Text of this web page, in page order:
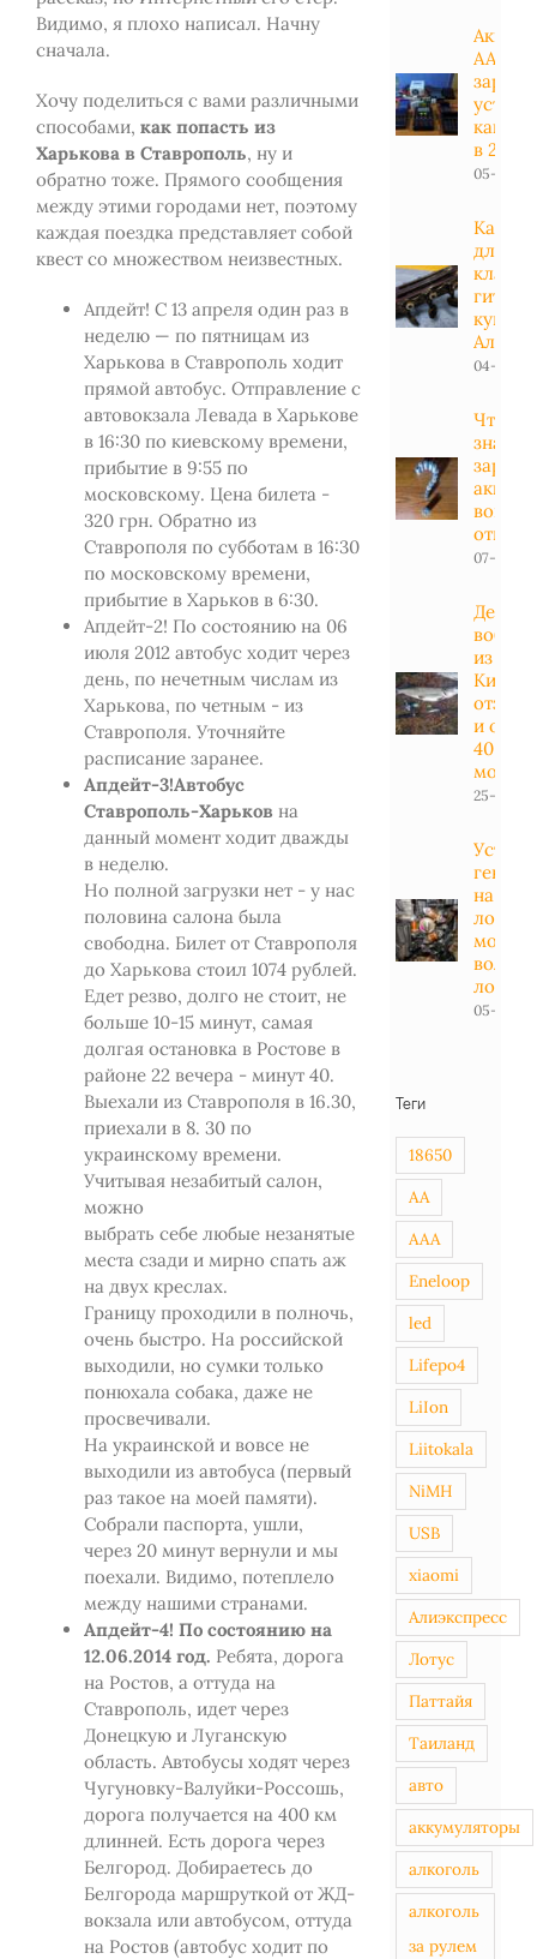
Видимо, я плохо написал. Начну
сначала.
Хочу поделиться с вами различными
способами, как попасть из
Харькова в Ставрополь, ну и
обратно тоже. Прямого сообщения
между этими городами нет, поэтому
каждая поездка представляет собой
квест со множеством неизвестных.
Апдейт! С 13 апреля один раз в
неделю — по пятницам из
Харькова в Ставрополь ходит
прямой автобус. Отправление с
автовокзала Левада в Харькове
в 16:30 по киевскому времени,
прибытие в 9:55 по
московскому. Цена билета -
320 грн. Обратно из
Ставрополя по субботам в 16:30
по московскому времени,
прибытие в Харьков в 6:30.
Апдейт-2! По состоянию на 06
июля 2012 автобус ходит через
день, по нечетным числам из
Харькова, по четным - из
Ставрополя. Уточняйте
расписание заранее.
Апдейт-3!Автобус
Ставрополь-Харьков на
данный момент ходит дважды
в неделю.
Но полной загрузки нет - у нас
половина салона была
свободна. Билет от Ставрополя
до Харькова стоил 1074 рублей.
Едет резво, долго не стоит, не
больше 10-15 минут, самая
долгая остановка в Ростове в
районе 22 вечера - минут 40.
Выехали из Ставрополя в 16.30,
приехали в 8. 30 по
украинскому времени.
Учитывая незабитый салон,
можно
выбрать себе любые незанятые
места сзади и мирно спать аж
на двух креслах.
Границу проходили в полночь,
очень быстро. На российской
выходили, но сумки только
понюхала собака, даже не
просвечивали.
На украинской и вовсе не
выходили из автобуса (первый
раз такое на моей памяти).
Собрали паспорта, ушли,
через 20 минут вернули и мы
поехали. Видимо, потеплело
между нашими странами.
Апдейт-4! По состоянию на
12.06.2014 год. Ребята, дорога
на Ростов, а оттуда на
Ставрополь, идет через
Донецкую и Луганскую
область. Автобусы ходят через
Чугуновку-Валуйки-Россошь,
дорога получается на 400 км
длинней. Есть дорога через
Белгород. Добираетесь до
Белгорода маршруткой от ЖД-
вокзала или автобусом, оттуда
на Ростов (автобус ходит по
АА,
какие
в 2023
05-01-
Какие
для
гитары
купить
04-01-
Что
знать
заряд
ответы
07-04-
из
Китая:
отзывы
и
40
25-11-
на
мотор
вольт в
лодке
05-01-
Теги
18650
AA
AAA
Eneloop
led
Lifepo4
LiIon
Liitokala
NiMH
USB
xiaomi
Алиэкспресс
Лотус
Паттайя
Таиланд
авто
аккумуляторы
алкоголь
алкоголь
за рулем